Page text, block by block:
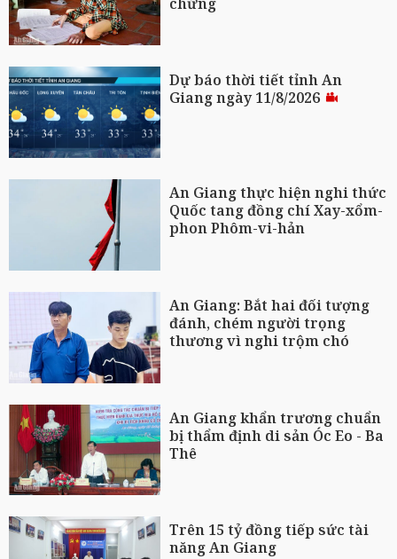
Dự báo thời tiết tỉnh An
Giang ngày 11/8/2026
An Giang thực hiện nghi thức
Quốc tang đồng chí Xay-xổm-
phon Phôm-vi-hản
An Giang: Bắt hai đối tượng
đánh, chém người trọng
thương vì nghi trộm chó
An Giang khẩn trương chuẩn
bị thẩm định di sản Óc Eo - Ba
Thê
Trên 15 tỷ đồng tiếp sức tài
năng An Giang